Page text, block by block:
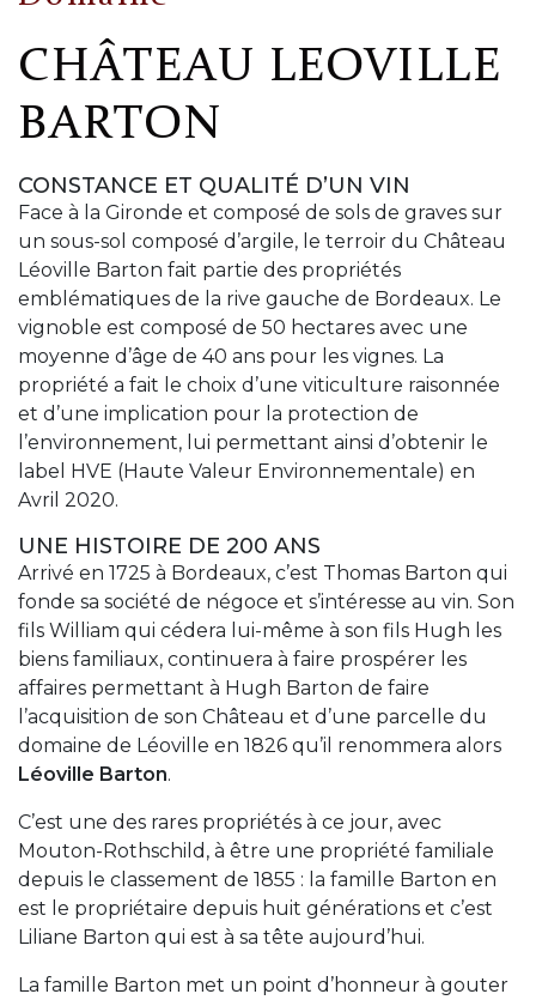
CHÂTEAU LEOVILLE
BARTON
CONSTANCE ET QUALITÉ D’UN VIN
Face à la Gironde et composé de sols de graves sur
un sous-sol composé d’argile, le terroir du Château
Léoville Barton fait partie des propriétés
emblématiques de la rive gauche de Bordeaux. Le
vignoble est composé de 50 hectares avec une
moyenne d’âge de 40 ans pour les vignes. La
propriété a fait le choix d’une viticulture raisonnée
et d’une implication pour la protection de
l’environnement, lui permettant ainsi d’obtenir le
label HVE (Haute Valeur Environnementale) en
Avril 2020.
UNE HISTOIRE DE 200 ANS
Arrivé en 1725 à Bordeaux, c’est Thomas Barton qui
fonde sa société de négoce et s’intéresse au vin. Son
fils William qui cédera lui-même à son fils Hugh les
biens familiaux, continuera à faire prospérer les
affaires permettant à Hugh Barton de faire
l’acquisition de son Château et d’une parcelle du
domaine de Léoville en 1826 qu’il renommera alors
Léoville Barton.
C’est une des rares propriétés à ce jour, avec
Mouton-Rothschild, à être une propriété familiale
depuis le classement de 1855 : la famille Barton en
est le propriétaire depuis huit générations et c’est
Liliane Barton qui est à sa tête aujourd’hui.
La famille Barton met un point d’honneur à gouter